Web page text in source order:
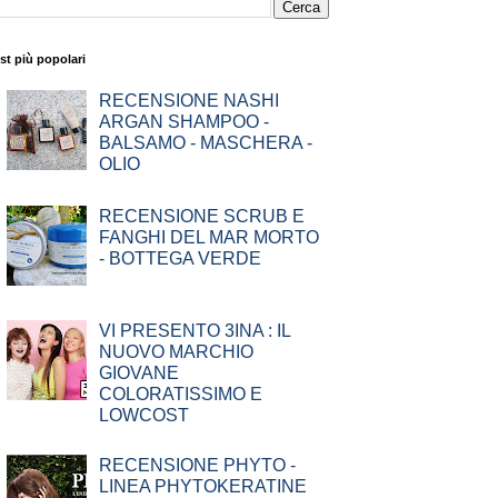
più popolari
RECENSIONE NASHI
ARGAN SHAMPOO -
BALSAMO - MASCHERA -
OLIO
RECENSIONE SCRUB E
FANGHI DEL MAR MORTO
- BOTTEGA VERDE
VI PRESENTO 3INA : IL
NUOVO MARCHIO
GIOVANE
COLORATISSIMO E
LOWCOST
RECENSIONE PHYTO -
LINEA PHYTOKERATINE